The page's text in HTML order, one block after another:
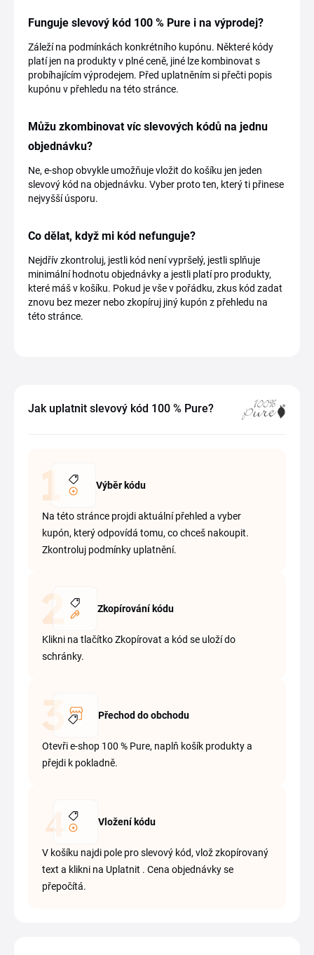
Funguje slevový kód 100 % Pure i na výprodej?
Záleží na podmínkách konkrétního kupónu. Některé kódy
platí jen na produkty v plné ceně, jiné lze kombinovat s
probíhajícím výprodejem. Před uplatněním si přečti popis
kupónu v přehledu na této stránce.
Můžu zkombinovat víc slevových kódů na jednu
objednávku?
Ne, e-shop obvykle umožňuje vložit do košíku jen jeden
slevový kód na objednávku. Vyber proto ten, který ti přinese
nejvyšší úsporu.
Co dělat, když mi kód nefunguje?
Nejdřív zkontroluj, jestli kód není vypršelý, jestli splňuje
minimální hodnotu objednávky a jestli platí pro produkty,
které máš v košíku. Pokud je vše v pořádku, zkus kód zadat
znovu bez mezer nebo zkopíruj jiný kupón z přehledu na
této stránce.
Jak uplatnit slevový kód 100 % Pure?
Výběr kódu
Na této stránce projdi aktuální přehled a vyber
kupón, který odpovídá tomu, co chceš nakoupit.
Zkontroluj podmínky uplatnění.
Zkopírování kódu
Klikni na tlačítko Zkopírovat a kód se uloží do
schránky.
Přechod do obchodu
Otevři e-shop 100 % Pure, naplň košík produkty a
přejdi k pokladně.
Vložení kódu
V košíku najdi pole pro slevový kód, vlož zkopírovaný
text a klikni na Uplatnit . Cena objednávky se
přepočítá.